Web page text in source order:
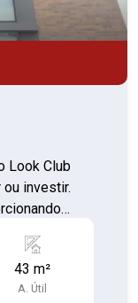
Look Club
investir.
garagem.
móveis
43 m²
A. Útil